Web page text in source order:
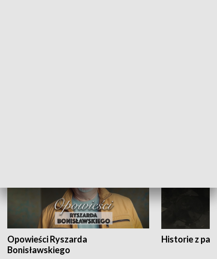
Opowieści Ryszarda
Bonisławskiego
Historie z